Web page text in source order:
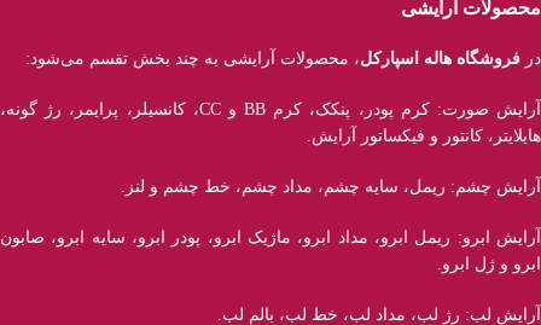
محصولات آرایشی
در فروشگاه هاله اسپارکل، محصولات آرایشی به چند بخش تقسم می‌شود:
آرایش صورت: کرم پودر، پنکک، کرم BB و CC، کانسیلر، پرایمر، رژ‌ گونه،
هایلایتر، کانتور و فیکساتور آرایش.
آرایش چشم: ریمل، سایه چشم، مداد چشم، خط چشم و لنز.
آرایش ابرو: ریمل ابرو، مداد ابرو، ماژیک ابرو، پودر ابرو، سایه ابرو، صابون
ابرو و ژل ابرو.
آرایش لب: رژ لب، مداد لب، خط لب، بالم لب.